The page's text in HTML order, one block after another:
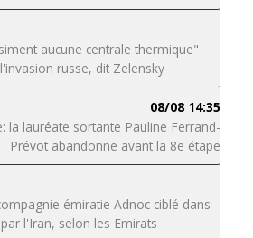
aucune centrale thermique"
russe, dit Zelensky
08/08 14:35
la lauréate sortante Pauline Ferrand-
Prévot abandonne avant la 8e étape
émiratie Adnoc ciblé dans
l'Iran, selon les Emirats